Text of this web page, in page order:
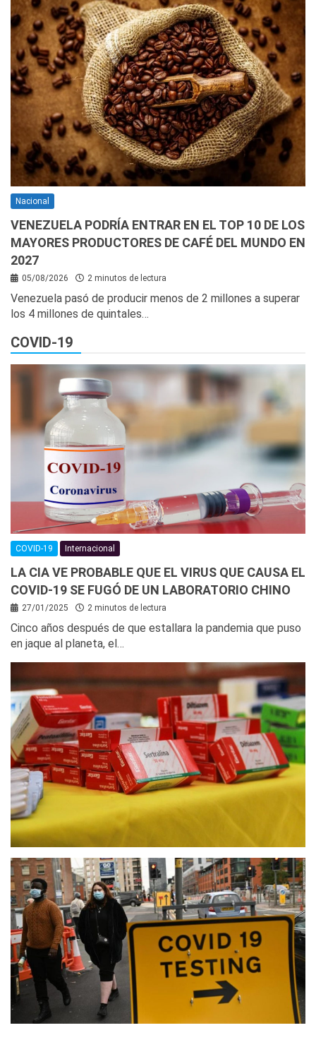
Nacional
VENEZUELA PODRÍA ENTRAR EN EL TOP 10 DE LOS
MAYORES PRODUCTORES DE CAFÉ DEL MUNDO EN
2027
05/08/2026 2 minutos de lectura
Venezuela pasó de producir menos de 2 millones a superar
los 4 millones de quintales…
COVID-19
COVID-19 Internacional
LA CIA VE PROBABLE QUE EL VIRUS QUE CAUSA EL
COVID-19 SE FUGÓ DE UN LABORATORIO CHINO
27/01/2025 2 minutos de lectura
Cinco años después de que estallara la pandemia que puso
en jaque al planeta, el…